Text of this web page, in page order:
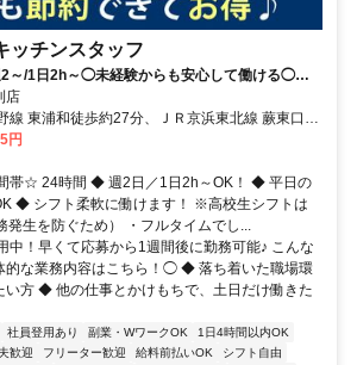
ッチンスタッフ
～/1日2h～◯未経験からも安心して働ける◯ま
店
線 東浦和徒歩約27分、ＪＲ京浜東北線 蕨東口徒
野線 南浦和東口徒歩約40分 車通勤可
円
帯☆ 24時間 ◆ 週2日／1日2h～OK！ ◆ 平日の
◆ シフト柔軟に働けます！ ※高校生シフトは
発生を防ぐため） ・フルタイムでし...
！早くて応募から1週間後に勤務可能♪ こんな
的な業務内容はこちら！◯ ◆ 落ち着いた職場環
い方 ◆ 他の仕事とかけもちで、土日だけ働きた
社員登用あり 副業・WワークOK
1日4時間以内OK
歓迎 フリーター歓迎 給料前払いOK
シフト自由